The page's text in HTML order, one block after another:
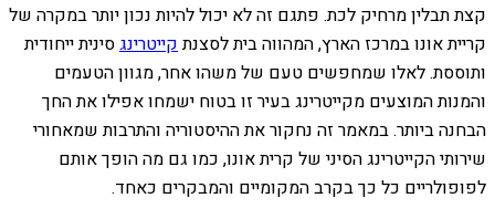
קצת תבלין מרחיק לכת. פתגם זה לא יכול להיות נכון יותר במקרה של
קריית אונו במרכז הארץ, המהווה בית לסצנתקייטרינגסינית ייחודית
ותוססת. לאלו שמחפשים טעם של משהו אחר, מגוון הטעמים
והמנות המוצעים מקייטרינג בעיר זו בטוח ישמחו אפילו את החך
הבחנה ביותר. במאמר זה נחקור את ההיסטוריה והתרבות שמאחורי
שירותי הקייטרינג הסיני של קרית אונו, כמו גם מה הופך אותם
לפופולריים כל כך בקרב המקומיים והמבקרים כאחד.